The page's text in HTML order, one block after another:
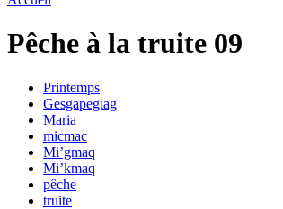
Pêche à la truite 09
Printemps
Gesgapegiag
Maria
micmac
Mi’gmaq
Mi’kmaq
pêche
truite